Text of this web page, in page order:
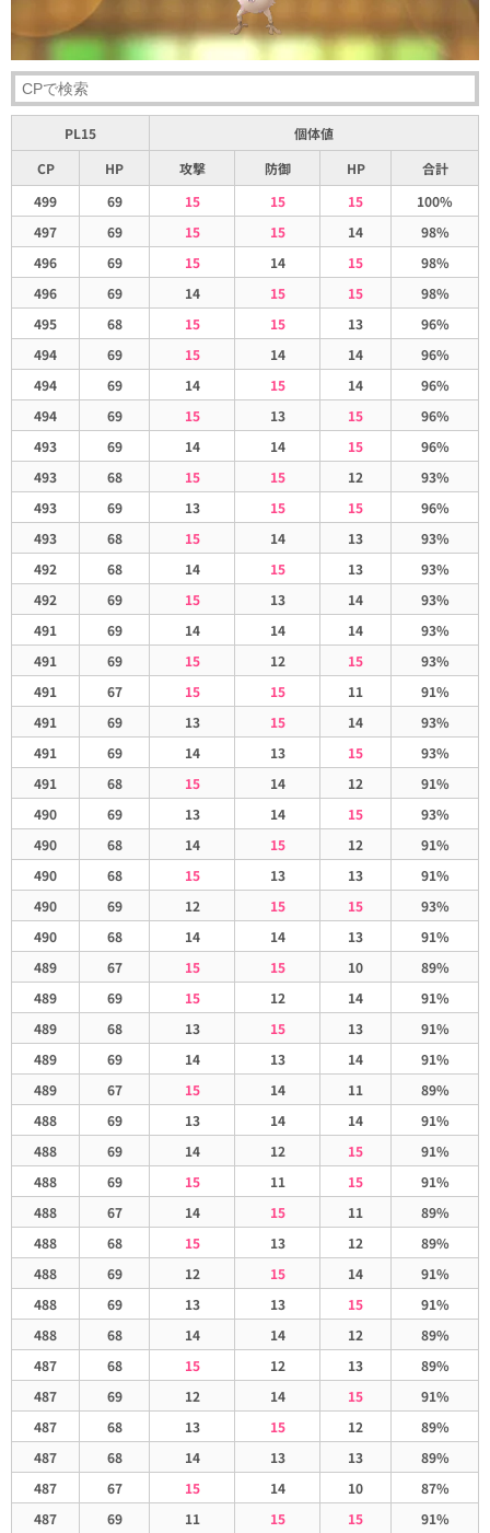
PL15
個体値
CP
HP 攻撃 防御 HP
合計
499
69 15 15 15
100%
497
69 15 15 14
98%
496
69 15 14 15
98%
496
69 14 15 15
98%
495
68 15 15 13
96%
494
69 15 14 14
96%
494
69 14 15 14
96%
494
69 15 13 15
96%
493
69 14 14 15
96%
493
68 15 15 12
93%
493
69 13 15 15
96%
493
68 15 14 13
93%
492
68 14 15 13
93%
492
69 15 13 14
93%
491
69 14 14 14
93%
491
69 15 12 15
93%
491
67 15 15 11
91%
491
69 13 15 14
93%
491
69 14 13 15
93%
491
68 15 14 12
91%
490
69 13 14 15
93%
490
68 14 15 12
91%
490
68 15 13 13
91%
490
69 12 15 15
93%
490
68 14 14 13
91%
489
67 15 15 10
89%
489
69 15 12 14
91%
489
68 13 15 13
91%
489
69 14 13 14
91%
489
67 15 14 11
89%
488
69 13 14 14
91%
488
69 14 12 15
91%
488
69 15 11 15
91%
488
67 14 15 11
89%
488
68 15 13 12
89%
488
69 12 15 14
91%
488
69 13 13 15
91%
488
68 14 14 12
89%
487
68 15 12 13
89%
487
69 12 14 15
91%
487
68 13 15 12
89%
487
68 14 13 13
89%
487
67 15 14 10
87%
487
69 11 15 15 91%